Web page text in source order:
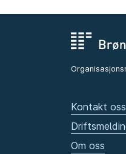
Kontakt oss
Om oss